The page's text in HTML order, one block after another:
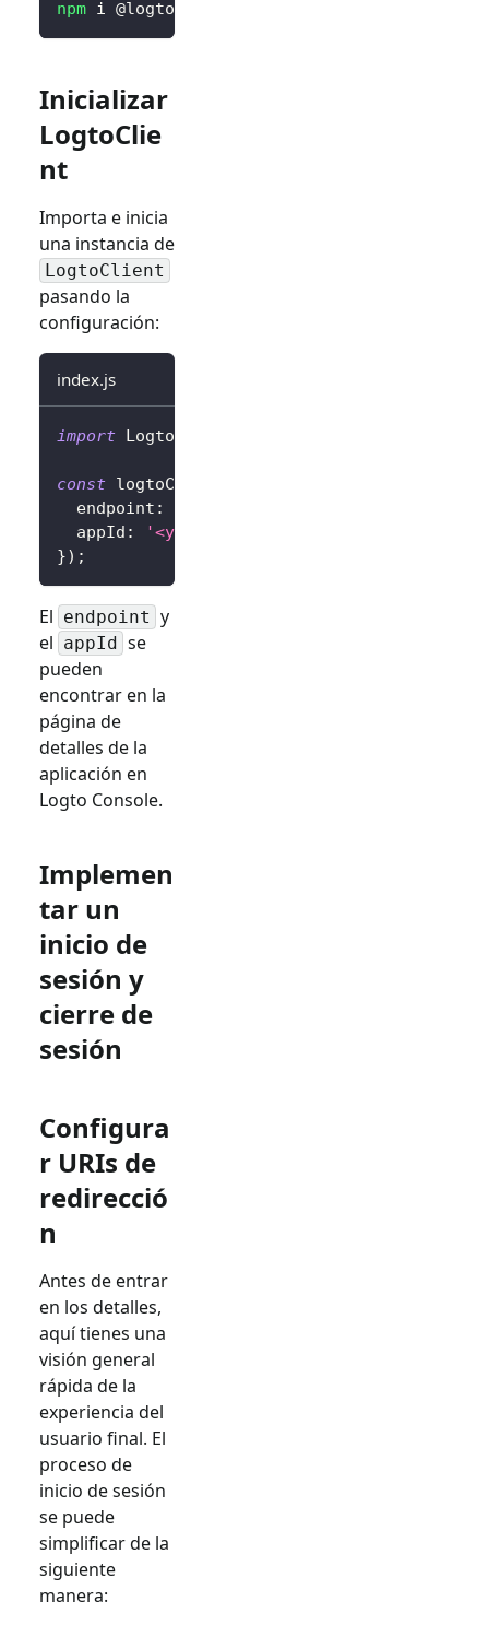
npm i @logto/browser
Inicializar
LogtoClie
nt
Importa e inicia
una instancia de
LogtoClient
pasando la
configuración:
index.js
import LogtoClient
const logtoClient
  endpoint
:
  appId
: '<your-application-id>'
}) ;
El endpoint y
el appId
se
pueden
encontrar en la
página de
detalles de la
aplicación en
Logto Console.
Implemen
tar un
inicio de
sesión y
cierre de
sesión
Configura
r URIs de
redirecció
n
Antes de entrar
en los detalles,
aquí tienes una
visión general
rápida de la
experiencia del
usuario final. El
proceso de
inicio de sesión
se puede
simplificar de la
siguiente
manera: